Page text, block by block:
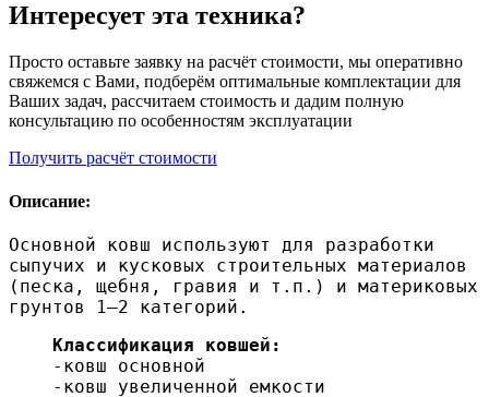
Интересует эта техника?
Просто оставьте заявку на расчёт стоимости, мы оперативно
свяжемся с Вами, подберём оптимальные комплектации для
Ваших задач, рассчитаем стоимость и дадим полную
консультацию по особенностям эксплуатации
Получить расчёт стоимости
Описание:
Основной ковш используют для разработки
сыпучих и кусковых строительных материалов
(песка, щебня, гравия и т.п.) и материковых
грунтов 1–2 категорий.
Классификация ковшей:
-ковш основной
-ковш увеличенной емкости